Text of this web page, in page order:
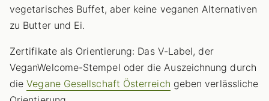
vegetarisches Buffet, aber keine veganen Alternativen
zu Butter und Ei.
Zertifikate als Orientierung: Das V-Label, der
VeganWelcome-Stempel oder die Auszeichnung durch
dieVegane Gesellschaft Österreich geben verlässliche